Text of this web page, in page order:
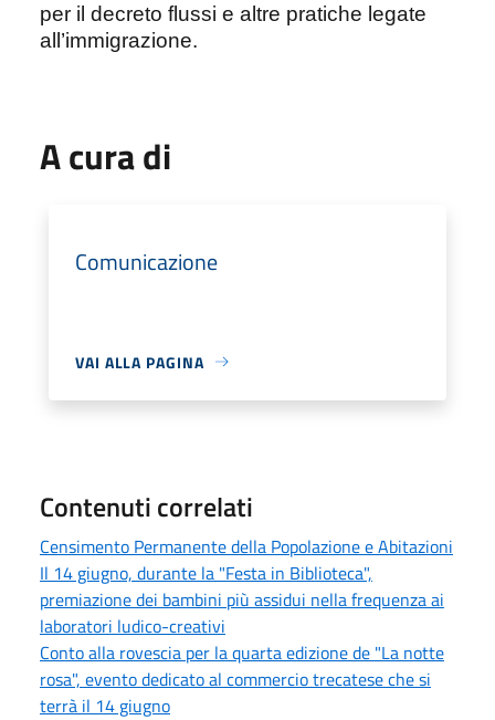
per il decreto flussi e altre pratiche legate
all’immigrazione.
A cura di
Comunicazione
VAI ALLA PAGINA
Contenuti correlati
Censimento Permanente della Popolazione e Abitazioni
Il 14 giugno, durante la "Festa in Biblioteca",
premiazione dei bambini più assidui nella frequenza ai
laboratori ludico-creativi
Conto alla rovescia per la quarta edizione de "La notte
rosa", evento dedicato al commercio trecatese che si
terrà il 14 giugno